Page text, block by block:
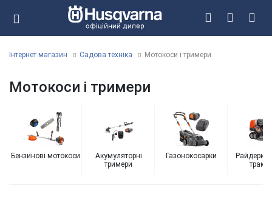
Інтернет магазин Садова техніка Мотокоси і тримери
Мотокоси і тримери
Бензинові мотокоси
Акумуляторні
тримери
Газонокосарки
Райдери і